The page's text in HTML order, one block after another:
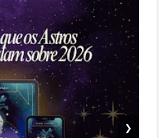
❯